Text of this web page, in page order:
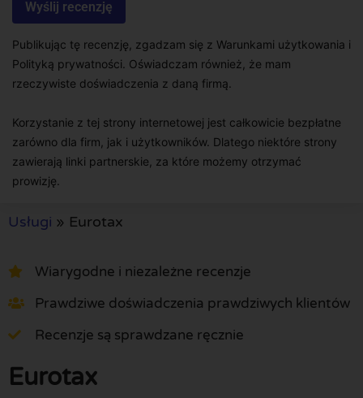
Publikując tę recenzję, zgadzam się z Warunkami użytkowania i
Polityką prywatności. Oświadczam również, że mam
rzeczywiste doświadczenia z daną firmą.
Korzystanie z tej strony internetowej jest całkowicie bezpłatne
zarówno dla firm, jak i użytkowników. Dlatego niektóre strony
zawierają linki partnerskie, za które możemy otrzymać
prowizję.
Usługi » Eurotax
Wiarygodne i niezależne recenzje
Prawdziwe doświadczenia prawdziwych klientów
Recenzje są sprawdzane ręcznie
Eurotax